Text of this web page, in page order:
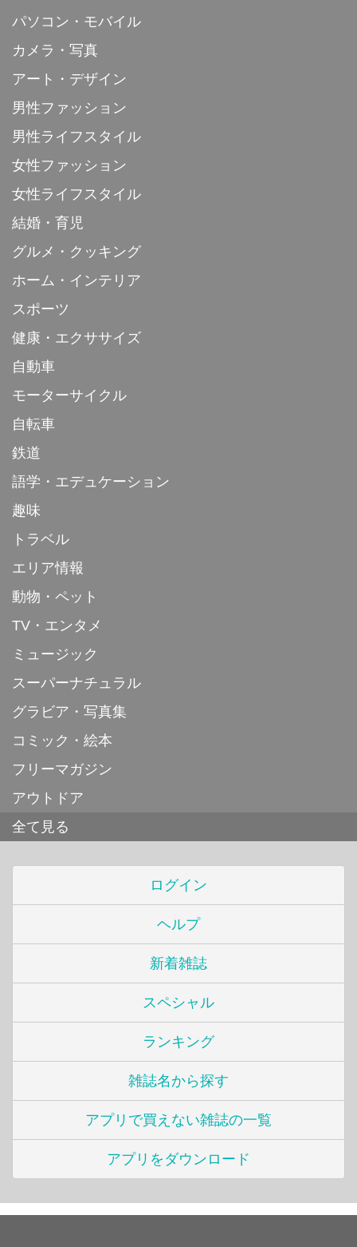
パソコン・モバイル
カメラ・写真
アート・デザイン
男性ファッション
男性ライフスタイル
女性ファッション
女性ライフスタイル
結婚・育児
グルメ・クッキング
ホーム・インテリア
スポーツ
健康・エクササイズ
自動車
モーターサイクル
自転車
鉄道
語学・エデュケーション
趣味
トラベル
エリア情報
動物・ペット
TV・エンタメ
ミュージック
スーパーナチュラル
グラビア・写真集
コミック・絵本
フリーマガジン
アウトドア
全て見る
ログイン
ヘルプ
新着雑誌
スペシャル
ランキング
雑誌名から探す
アプリで買えない雑誌の一覧
アプリをダウンロード